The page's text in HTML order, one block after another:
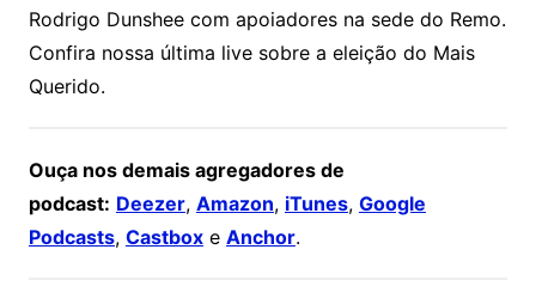
Rodrigo Dunshee com apoiadores na sede do Remo.
Confira nossa última live sobre a eleição do Mais
Querido.
Ouça nos demais agregadores de
podcast: Deezer, Amazon, iTunes, Google
Podcasts, Castboxe Anchor.